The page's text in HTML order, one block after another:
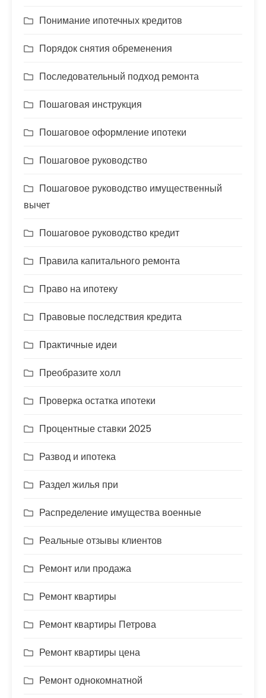
Понимание ипотечных кредитов
Порядок снятия обременения
Последовательный подход ремонта
Пошаговая инструкция
Пошаговое оформление ипотеки
Пошаговое руководство
Пошаговое руководство имущественный
вычет
Пошаговое руководство кредит
Правила капитального ремонта
Право на ипотеку
Правовые последствия кредита
Практичные идеи
Преобразите холл
Проверка остатка ипотеки
Процентные ставки 2025
Развод и ипотека
Раздел жилья при
Распределение имущества военные
Реальные отзывы клиентов
Ремонт или продажа
Ремонт квартиры
Ремонт квартиры Петрова
Ремонт квартиры цена
Ремонт однокомнатной